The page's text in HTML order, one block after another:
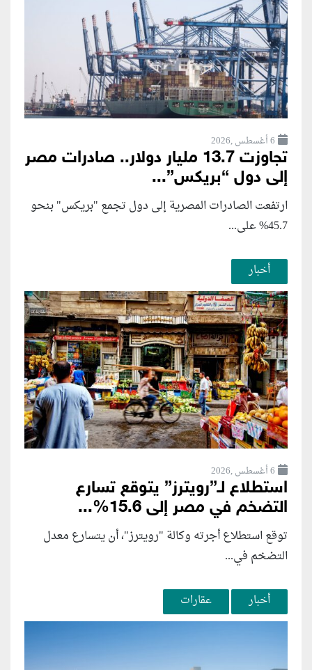
6 أغسطس ,2026
تجاوزت 13.7 مليار دولار.. صادرات مصر
إلى دول “بريكس”...
ارتفعت الصادرات المصرية إلى دول تجمع "بريكس" بنحو
45.7% على...
أخبار
6 أغسطس ,2026
استطلاع لـ”رويترز” يتوقع تسارع
التضخم في مصر إلى 15.6%...
توقع استطلاع أجرته وكالة "رويترز"، أن يتسارع ‌معدل
التضخم في...
أخبار عقارات